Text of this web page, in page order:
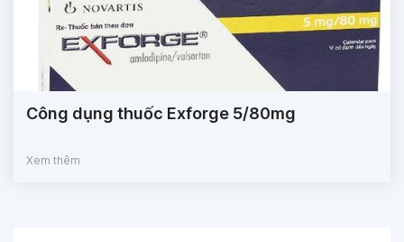
Công dụng thuốc Exforge 5/80mg
Xem thêm